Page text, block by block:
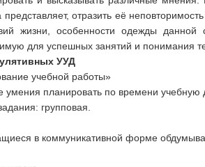
отразить её
жизни, особенности одежды
для успешных занятий и понимания
УУД
учебной работы»
планировать по времени учебную
групповая.
в коммуникативной форме